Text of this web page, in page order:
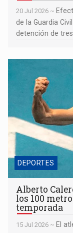
20 Jul 2026 ~
de la Guardia
detención de tres
Alberto Calero
lisos con su mejor
DEPORTES
Alberto
los 100
temporada
15 Jul 2026 ~ El